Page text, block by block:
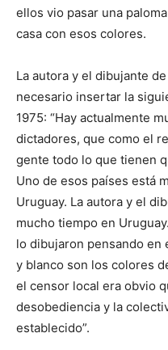
ellos vio pasar una
casa con esos colores.
La autora y el dibujante
necesario insertar la
1975: “Hay actualmente
dictadores, que como el
gente todo lo que tienen
Uno de esos países está
Uruguay. La autora y el
mucho tiempo en
lo dibujaron pensando en
y blanco son los colores
el censor local era obvio
desobediencia y la
establecido”.